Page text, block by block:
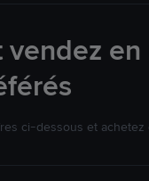
ci-dessous et